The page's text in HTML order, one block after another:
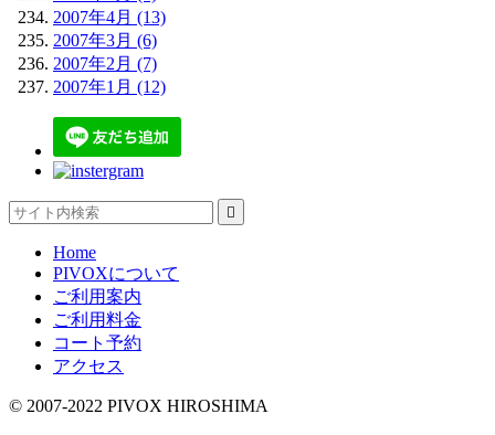
2007年4月 (13)
2007年3月 (6)
2007年2月 (7)
2007年1月 (12)

Home
PIVOXについて
ご利用案内
ご利用料金
コート予約
アクセス
© 2007-2022 PIVOX HIROSHIMA